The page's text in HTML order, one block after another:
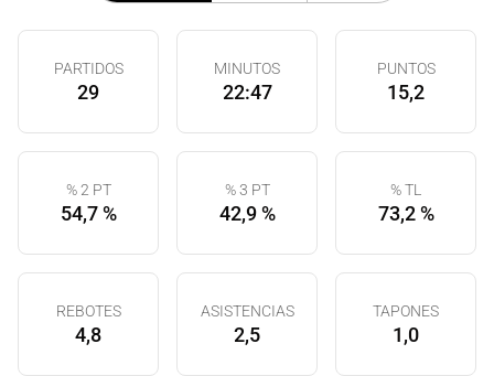
PARTIDOS
29
MINUTOS
22:47
PUNTOS
15,2
% 2 PT
54,7 %
% 3 PT
42,9 %
% TL
73,2 %
REBOTES
4,8
ASISTENCIAS
2,5
TAPONES
1,0